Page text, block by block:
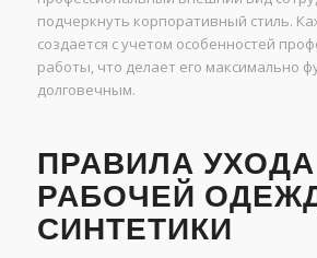
подчеркнуть корпоративный стиль.
создается с учетом особенностей
работы, что делает его максимально
долговечным.
ПРАВИЛА
РАБОЧЕЙ
СИНТЕТИКИ